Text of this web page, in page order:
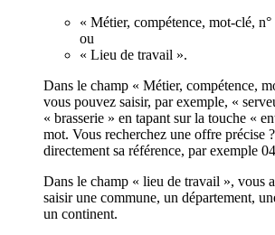
« Métier, compétence, mot-clé,
ou
« Lieu de travail ».
Dans le champ « Métier, compétence,
vous pouvez saisir, par exemple, «
« brasserie » en tapant sur la touche «
mot. Vous recherchez une offre précise
directement sa référence, par exemple
Dans le champ « lieu de travail », vous
saisir une commune, un département,
un continent.